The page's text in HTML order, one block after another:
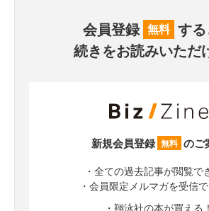
会員登録 無料 する
続きをお読みいただ
新規会員登録 無料 のご
・全ての過去記事が閲覧で
・会員限定メルマガを受信
・翔泳社の本が買える！